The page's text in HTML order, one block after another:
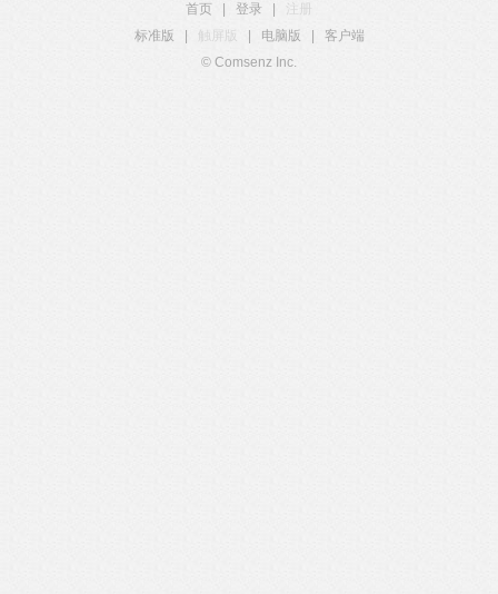
首页 登录
注册
标准版
触屏版 电脑版
客户端
© Comsenz Inc.